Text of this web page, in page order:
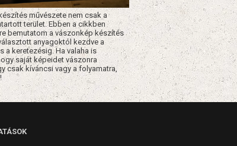
művészete nem csak a
terület. Ebben a cikkben
bemutatom a vászonkép készítés
anyagoktól kezdve a
a keretezésig. Ha valaha is
saját képeidet vászonra
csak kíváncsi vagy a folyamatra,